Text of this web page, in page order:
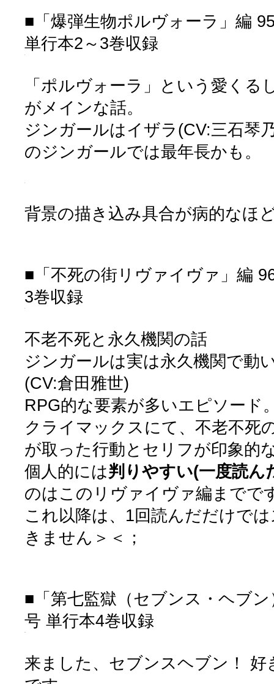
■「爆弾生物ポルヴォーラ」編
単行本2～3巻収録
「ポルヴォーラ」という愛くる
がメインな話。
ジンガールはイザラ(CV:三石
のジンガールでは最年長かも。
背景の描き込み具合が病的なほ
■「不死の街リヴァイヴァ」編
3巻収録
不老不死と永久機関の話
ジンガールは実は永久機関で動
(CV:倉田雅世)
RPG的な要素が多いエピソード
クライマックスにて、不老不死
が取った行動とセリフが印象的
個人的には判りやすい(一度読ん
のはこのリヴァイヴァ編までで
これ以降は、1回読んだだけで
きません＞＜；
■「第七監獄（セブンス・ヘブ
号 単行本4巻収録
来ました、セブンスヘブン！